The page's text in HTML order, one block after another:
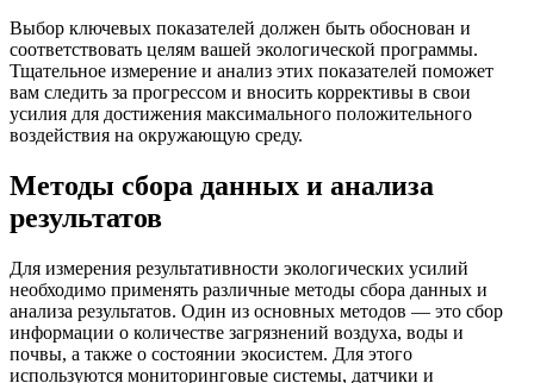
Выбор ключевых показателей должен быть обоснован и
соответствовать целям вашей экологической программы.
Тщательное измерение и анализ этих показателей поможет
вам следить за прогрессом и вносить коррективы в свои
усилия для достижения максимального положительного
воздействия на окружающую среду.
Методы сбора данных и анализа
результатов
Для измерения результативности экологических усилий
необходимо применять различные методы сбора данных и
анализа результатов. Один из основных методов — это сбор
информации о количестве загрязнений воздуха, воды и
почвы, а также о состоянии экосистем. Для этого
используются мониторинговые системы, датчики и